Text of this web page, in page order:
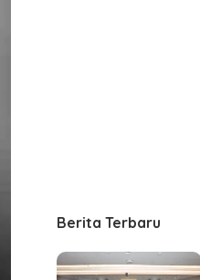
Berita Terbaru